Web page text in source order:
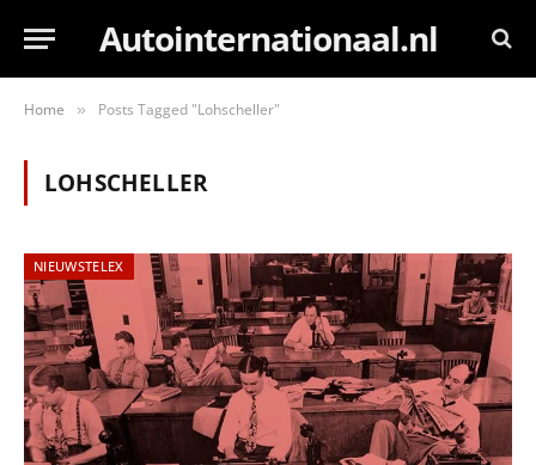
Autointernationaal.nl
Home » Posts Tagged "Lohscheller"
LOHSCHELLER
NIEUWSTELEX